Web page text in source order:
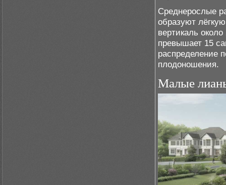
Среднерослые
образуют
вертикаль
превышает 15
распределение
плодоношения.
Малые